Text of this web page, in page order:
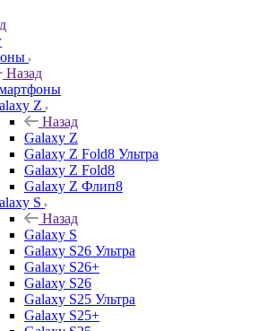
Назад
Z
Назад
Galaxy Z
Galaxy Z Fold8 Ультра
Galaxy Z Fold8
Galaxy Z Флип8
S
Назад
Galaxy S
Galaxy S26 Ультра
Galaxy S26+
Galaxy S26
Galaxy S25 Ультра
Galaxy S25+